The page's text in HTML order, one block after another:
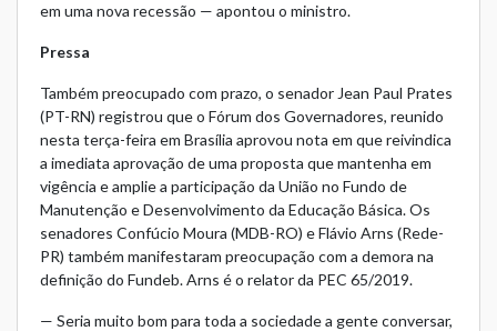
em uma nova recessão — apontou o ministro.
Pressa
Também preocupado com prazo, o senador Jean Paul Prates
(PT-RN) registrou que o Fórum dos Governadores, reunido
nesta terça-feira em Brasília aprovou nota em que reivindica
a imediata aprovação de uma proposta que mantenha em
vigência e amplie a participação da União no Fundo de
Manutenção e Desenvolvimento da Educação Básica. Os
senadores Confúcio Moura (MDB-RO) e Flávio Arns (Rede-
PR) também manifestaram preocupação com a demora na
definição do Fundeb. Arns é o relator da PEC 65/2019.
— Seria muito bom para toda a sociedade a gente conversar,